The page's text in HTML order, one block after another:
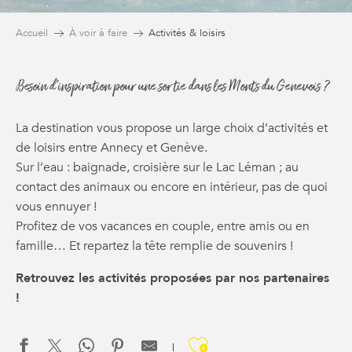
Accueil À voir à faire Activités & loisirs
Besoin d'inspiration pour une sortie dans les Monts du Genevois ?
La destination vous propose un large choix d’activités et
de loisirs entre Annecy et Genève.
Sur l’eau : baignade, croisière sur le Lac Léman ; au
contact des animaux ou encore en intérieur, pas de quoi
vous ennuyer !
Profitez de vos vacances en couple, entre amis ou en
famille… Et repartez la tête remplie de souvenirs !
Retrouvez les activités proposées par nos partenaires
!